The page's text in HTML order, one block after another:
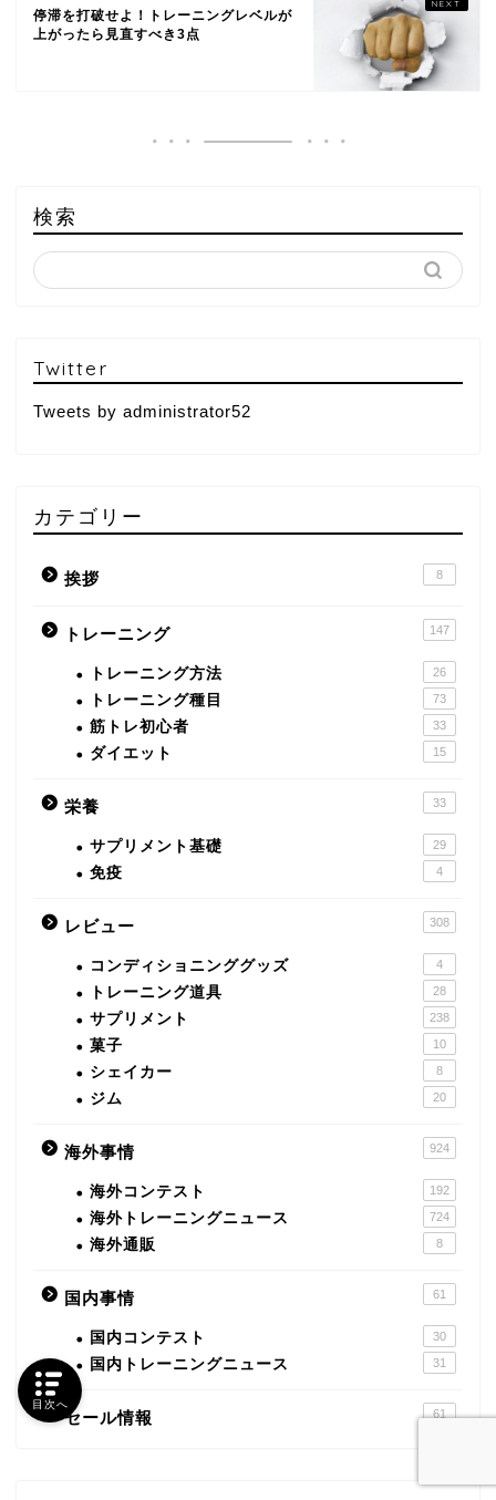
停滞を打破せよ！トレーニングレベルが
上がったら見直すべき3点
検索
Twitter
Tweets by administrator52
カテゴリー
挨拶 8
トレーニング 147
トレーニング方法 26
トレーニング種目 73
筋トレ初心者 33
ダイエット 15
栄養 33
サプリメント基礎 29
免疫 4
レビュー 308
コンディショニンググッズ 4
トレーニング道具 28
サプリメント 238
菓子 10
シェイカー 8
ジム 20
海外事情 924
海外コンテスト 192
海外トレーニングニュース 724
海外通販 8
国内事情 61
国内コンテスト 30
国内トレーニングニュース 31
セール情報 61
目次へ